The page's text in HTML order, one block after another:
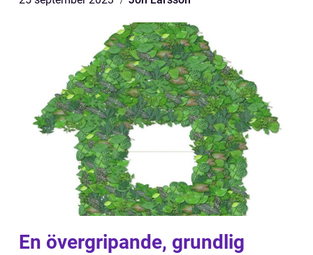
En övergripande, grundlig